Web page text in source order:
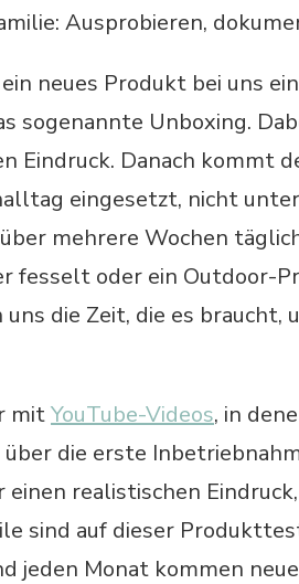
Ausprobieren,
neues Produkt bei uns
sogenannte Unboxing.
Eindruck. Danach kommt
eingesetzt, nicht unter
mehrere Wochen
fesselt oder ein Outdoor-
die Zeit, die es braucht,
mitYouTube-Videos, in
die erste
realistischen
sind auf dieser
jeden Monat kommen